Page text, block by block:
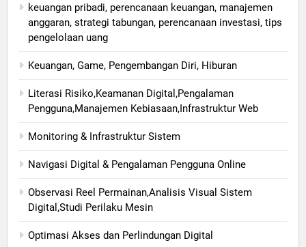
keuangan pribadi, perencanaan keuangan, manajemen
anggaran, strategi tabungan, perencanaan investasi, tips
pengelolaan uang
Keuangan, Game, Pengembangan Diri, Hiburan
Literasi Risiko,Keamanan Digital,Pengalaman
Pengguna,Manajemen Kebiasaan,Infrastruktur Web
Monitoring & Infrastruktur Sistem
Navigasi Digital & Pengalaman Pengguna Online
Observasi Reel Permainan,Analisis Visual Sistem
Digital,Studi Perilaku Mesin
Optimasi Akses dan Perlindungan Digital